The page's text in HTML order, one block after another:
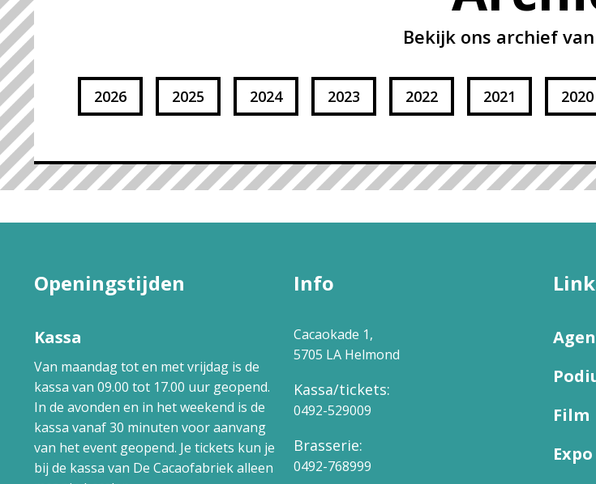
Bekijk ons archief
2026 2025 2024 2023 2022 2021 2020
Openingstijden
Kassa
Van maandag tot en met vrijdag is de
kassa van 09.00 tot 17.00 uur geopend.
In de avonden en in het weekend is de
kassa vanaf 30 minuten voor aanvang
van het event geopend. Je tickets kun je
bij de kassa van De Cacaofabriek alleen
Info
Cacaokade 1,
5705 LA Helmond
Kassa/tickets:
0492-529009
Brasserie:
0492-768999
Film
Expo